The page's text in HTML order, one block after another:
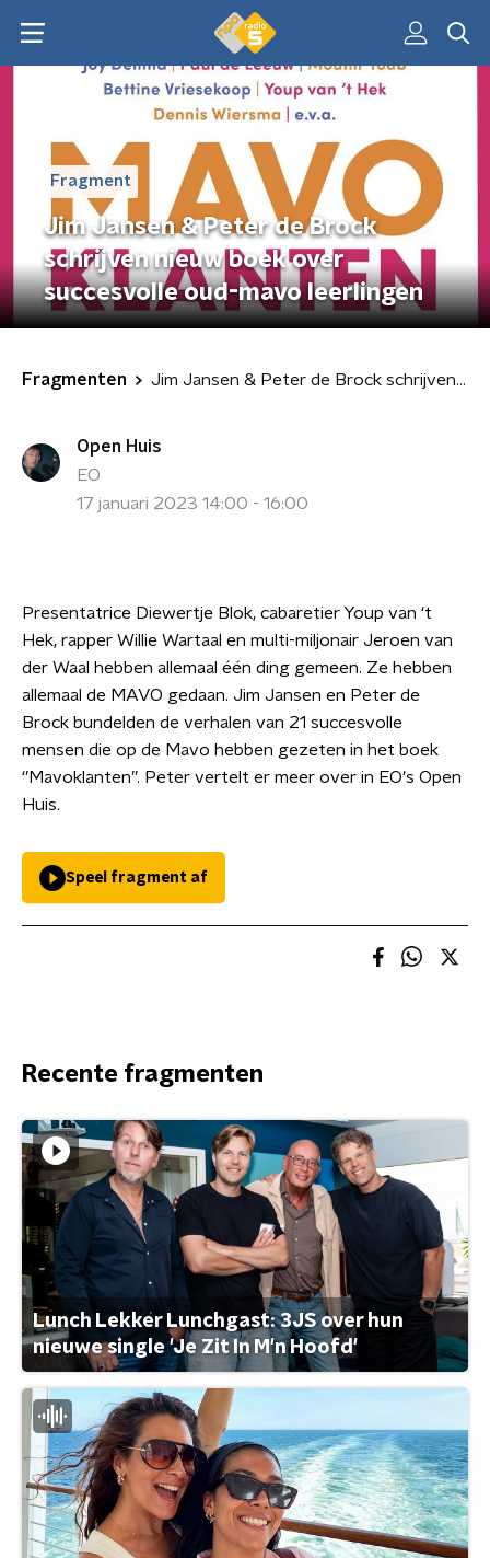
Fragment
Jim Jansen & Peter de Brock
schrijven nieuw boek over
succesvolle oud-mavo leerlingen
Fragmenten Jim Jansen & Peter de Brock schrijven nieuw boek over succesvolle oud-mavo leerlingen
Open Huis
EO
17 januari 2023 14:00 - 16:00
Presentatrice Diewertje Blok, cabaretier Youp van ‘t
Hek, rapper Willie Wartaal en multi-miljonair Jeroen van
der Waal hebben allemaal één ding gemeen. Ze hebben
allemaal de MAVO gedaan. Jim Jansen en Peter de
Brock bundelden de verhalen van 21 succesvolle
mensen die op de Mavo hebben gezeten in het boek
‘’Mavoklanten’’. Peter vertelt er meer over in EO's Open
Huis.
Speel fragment af
Recente fragmenten
Lunch Lekker Lunchgast: 3JS over hun
nieuwe single 'Je Zit In M'n Hoofd'